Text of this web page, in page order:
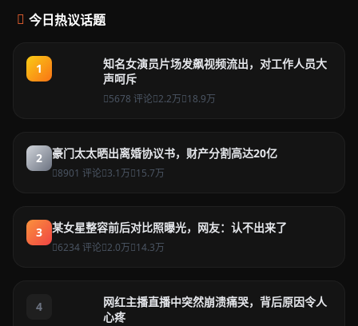
今日热议话题
1
知名女演员片场发飙视频流出，对工作人员大
声呵斥
5678 评论 2.2万 18.9万
2 豪门太太晒出离婚协议书，财产分割高达20亿
8901 评论 3.1万 15.7万
3 某女星整容前后对比照曝光，网友：认不出来了
6234 评论 2.0万 14.3万
4
网红主播直播中突然崩溃痛哭，背后原因令人
心疼